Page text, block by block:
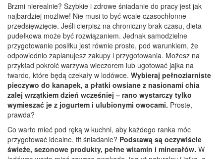
Brzmi nierealnie? Szybkie i zdrowe śniadanie do pracy jest jak
najbardziej możliwe! Nie musi to być wcale czasochłonne
przedsięwzięcie. Jeśli cierpisz na chroniczny brak czasu, dieta
pudełkowa może być rozwiązaniem. Jednak samodzielne
przygotowanie posiłku jest równie proste, pod warunkiem, że
odpowiednio zaplanujesz zakupy i przygotowania. Możesz na
przykład pokroić warzywa wieczorem lub ugotować jajka na
twardo, które będą czekały w lodówce. Wybieraj pełnoziarniste
pieczywo do kanapek, a płatki owsiane z nasionami chia
zalej wrzątkiem dzień wcześniej – rano wystarczy tylko
wymieszać je z jogurtem i ulubionymi owocami. Proste,
prawda?
Co warto mieć pod ręką w kuchni, aby każdego ranka móc
przygotować idealne, fit śniadanie? Podstawą są oczywiście
świeże, sezonowe produkty, pełne witamin i minerałów. W